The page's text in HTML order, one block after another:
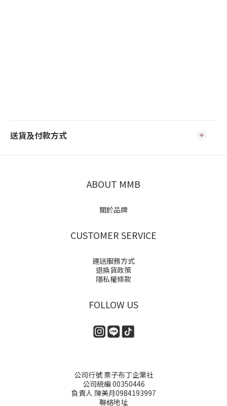
送貨及付款方式
ABOUT MMB
關於品牌
CUSTOMER SERVICE
運送服務方式
退換貨政策
隱私權條款
FOLLOW US
公司行號 栗子布丁企業社
公司統編 00350446
負責人 陳美月0984193997
聯絡地址